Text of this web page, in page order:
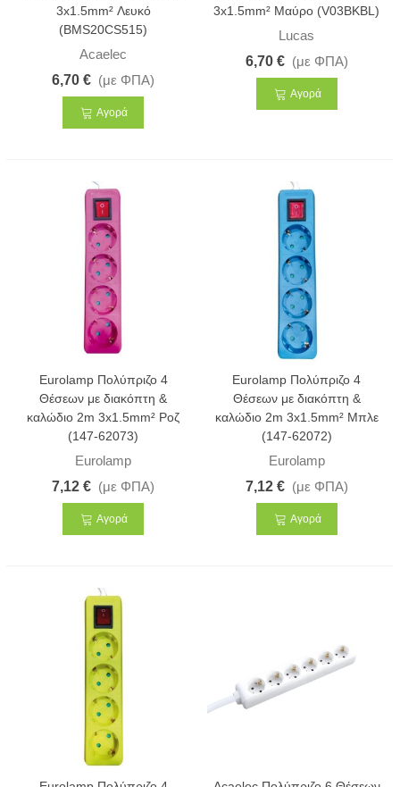
3x1.5mm² Λευκό
(BMS20CS515)
Acaelec
6,70 € (με ΦΠΑ)
Αγορά
3x1.5mm² Μαύρο (V03BKBL)
Lucas
6,70 € (με ΦΠΑ)
Αγορά
Eurolamp Πολύπριζο 4
Θέσεων με διακόπτη &
καλώδιο 2m 3x1.5mm² Ροζ
(147-62073)
Eurolamp
7,12 € (με ΦΠΑ)
Αγορά
Eurolamp Πολύπριζο 4
Θέσεων με διακόπτη &
καλώδιο 2m 3x1.5mm² Μπλε
(147-62072)
Eurolamp
7,12 € (με ΦΠΑ)
Αγορά